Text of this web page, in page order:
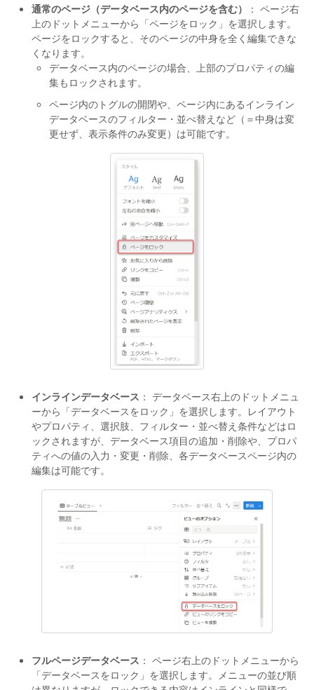
通常のページ（データベース内のページを含む）
： ページ右
上のドットメニューから「ページをロック」を選択します。
ページをロックすると、そのページの中身を全く編集できな
くなります。
データベース内のページの場合、上部のプロパティの編
集もロックされます。
ページ内のトグルの開閉や、ページ内にあるインライン
データベースのフィルター・並べ替えなど（＝中身は変
更せず、表示条件のみ変更）は可能です。
インラインデータベース ： データベース右上のドットメニュ
ーから「データベースをロック」を選択します。レイアウト
やプロパティ、選択肢、フィルター・並べ替え条件などはロ
ックされますが、データベース項目の追加・削除や、プロパ
ティへの値の入力・変更・削除、各データベースページ内の
編集は可能です。
フルページデータベース ： ページ右上のドットメニューから
「データベースをロック」を選択します。メニューの並び順